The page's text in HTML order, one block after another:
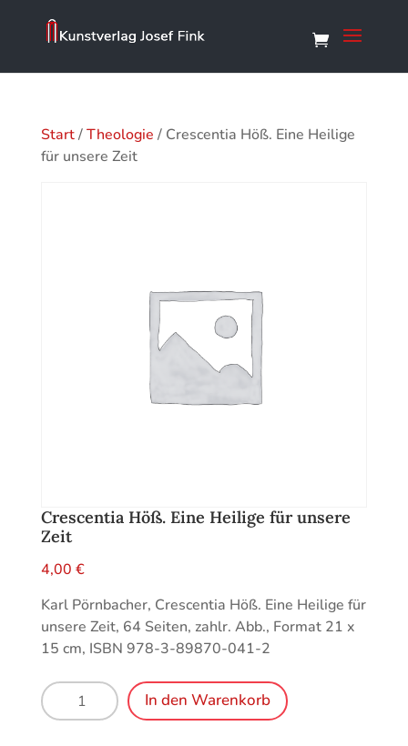
Start/Theologie / Crescentia Höß. Eine Heilige
für unsere Zeit
Crescentia Höß. Eine Heilige für unsere
Zeit
4,00 €
Karl Pörnbacher, Crescentia Höß. Eine Heilige für
unsere Zeit, 64 Seiten, zahlr. Abb., Format 21 x
15 cm, ISBN 978-3-89870-041-2
Crescentia
Höß.
In den Warenkorb